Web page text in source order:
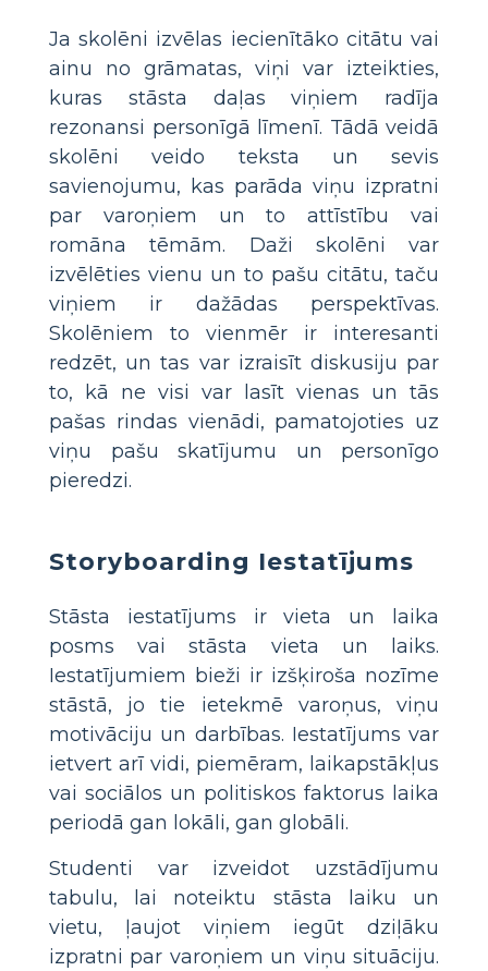
Ja skolēni izvēlas iecienītāko citātu vai
ainu no grāmatas, viņi var izteikties,
kuras stāsta daļas viņiem radīja
rezonansi personīgā līmenī. Tādā veidā
skolēni veido teksta un sevis
savienojumu, kas parāda viņu izpratni
par varoņiem un to attīstību vai
romāna tēmām. Daži skolēni var
izvēlēties vienu un to pašu citātu, taču
viņiem ir dažādas perspektīvas.
Skolēniem to vienmēr ir interesanti
redzēt, un tas var izraisīt diskusiju par
to, kā ne visi var lasīt vienas un tās
pašas rindas vienādi, pamatojoties uz
viņu pašu skatījumu un personīgo
pieredzi.
Storyboarding Iestatījums
Stāsta iestatījums ir vieta un laika
posms vai stāsta vieta un laiks.
Iestatījumiem bieži ir izšķiroša nozīme
stāstā, jo tie ietekmē varoņus, viņu
motivāciju un darbības. Iestatījums var
ietvert arī vidi, piemēram, laikapstākļus
vai sociālos un politiskos faktorus laika
periodā gan lokāli, gan globāli.
Studenti var izveidot uzstādījumu
tabulu, lai noteiktu stāsta laiku un
vietu, ļaujot viņiem iegūt dziļāku
izpratni par varoņiem un viņu situāciju.